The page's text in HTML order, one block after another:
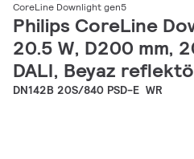
CoreLine Downlight gen5
Philips CoreLine
20.5 W, D200 mm,
DALI, Beyaz
DN142B 20S/840 PSD-E WR